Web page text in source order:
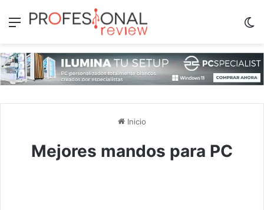
Menú
Inicio
Mejores mandos para PC